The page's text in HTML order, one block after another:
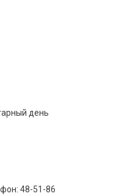
день
48-51-86